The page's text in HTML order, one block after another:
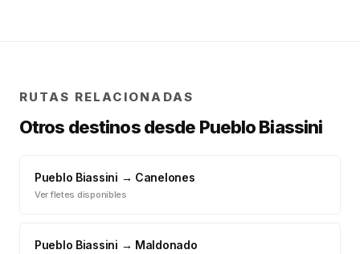
RUTAS RELACIONADAS
Otros destinos desde Pueblo Biassini
Pueblo Biassini → Canelones
Ver fletes disponibles
Pueblo Biassini → Maldonado